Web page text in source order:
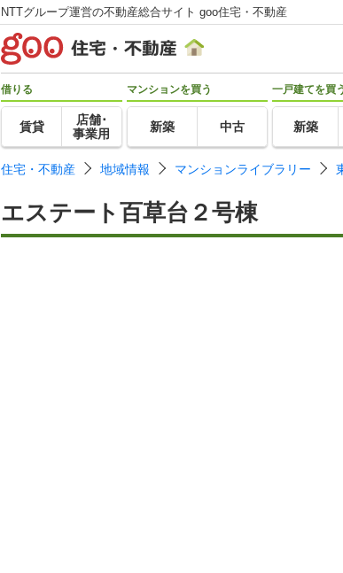
NTTグループ運営の不動産総合サイト goo住宅・不動産
借りる
賃貸
店舗･
事業用
マンションを買う
新築 中古
一戸建てを買
新築
住宅・不動産 地域情報 マンションライブラリー
エステート百草台２号棟